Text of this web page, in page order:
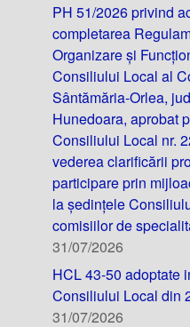
PH 51/2026 privind
completarea
Organizare și
Consiliului Local al
Sântămăria-Orlea,
Hunedoara, aprobat
Consiliului Local nr.
vederea clarificării
participare prin
la ședințele
comisiilor de
31/07/2026
HCL 43-50 adoptate
Consiliului Local din
31/07/2026